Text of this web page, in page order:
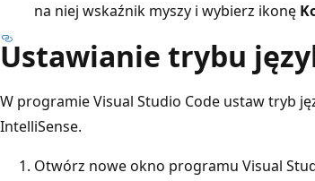
na niej wskaźnik myszy i wybierz ikonę
Ustawianie trybu
W programie Visual Studio Code ustaw tryb
IntelliSense.
Otwórz nowe okno programu Visual